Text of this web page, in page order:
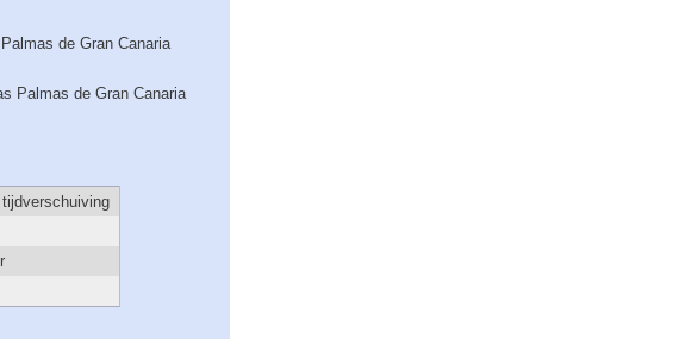
de Gran Canaria
Palmas de Gran Canaria